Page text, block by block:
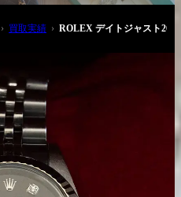
買取実績 ROLEX デイトジャスト26